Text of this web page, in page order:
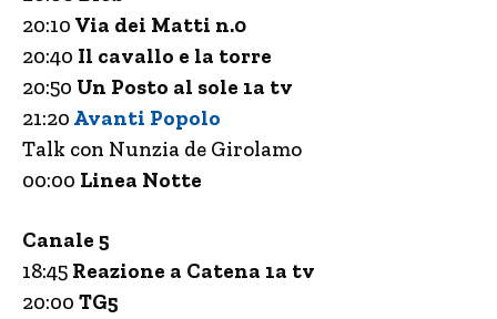
20:10 Via dei Matti n.0
20:40 Il cavallo e la torre
20:50 Un Posto al sole 1a tv
21:20 Avanti Popolo
Talk con Nunzia de Girolamo
00:00 Linea Notte
Canale 5
18:45 Reazione a Catena 1a tv
20:00 TG5